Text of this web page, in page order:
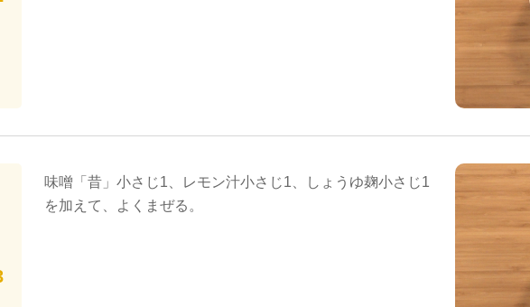
味噌「昔」小さじ1、レモン汁小さじ1、しょうゆ麹小さじ1
を加えて、よくまぜる。